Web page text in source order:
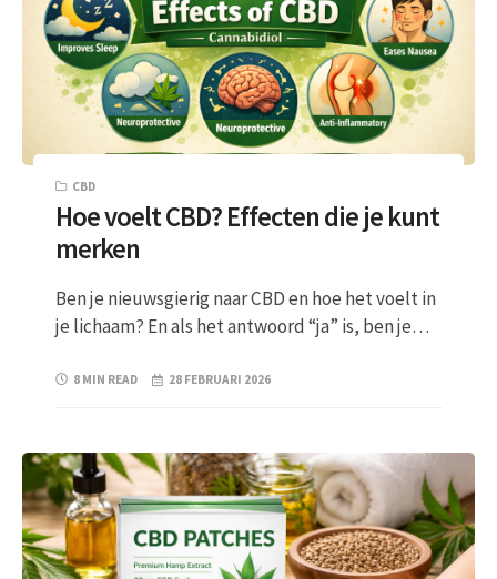
CBD
Hoe voelt CBD? Effecten die je kunt
merken
Ben je nieuwsgierig naar CBD en hoe het voelt in
je lichaam? En als het antwoord “ja” is, ben je…
8 MIN READ 28 FEBRUARI 2026